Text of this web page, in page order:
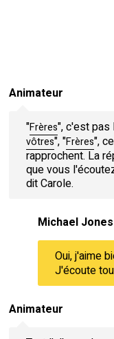
Animateur
"Frères", c'est pas
vôtres", "Frères",
rapprochent. La
que vous
dit Carole.
Michael Jones
Oui, j'aime
J'écoute
Animateur